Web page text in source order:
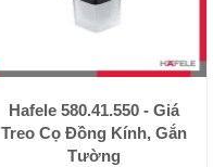
Hafele 580.41.550 - Giá
Treo Cọ Đồng Kính, Gắn
Tường